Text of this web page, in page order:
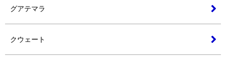
グアテマラ
クウェート